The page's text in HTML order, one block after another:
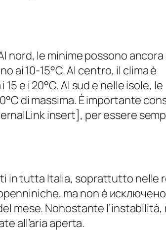
nord, le minime possono
ai 10-15°C. Al centro, il clima è
e i 20°C. Al sud e nelle isole, le
di massima. È importante
insert], per essere
in tutta Italia, soprattutto nelle
ma non è
mese. Nonostante l’instabilità,
all’aria aperta.